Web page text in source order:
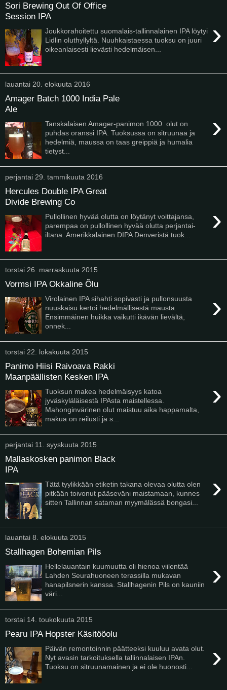
Sori Brewing Out Of Office
Session IPA
›
Joukkorahoitettu suomalais-tallinnalainen IPA löytyi
Lidlin oluthyllyltä. Nuuhkaistaessa tuoksu on juuri
oikeanlaisesti lievästi hedelmäisen...
lauantai 20. elokuuta 2016
Amager Batch 1000 India Pale
Ale
›
Tanskalaisen Amager-panimon 1000. olut on
puhdas oranssi IPA. Tuoksussa on sitruunaa ja
hedelmiä, maussa on taas greippiä ja humalia
tietyst...
perjantai 29. tammikuuta 2016
Hercules Double IPA Great
Divide Brewing Co
›
Pullollinen hyvää olutta on löytänyt voittajansa,
parempaa on pullollinen hyvää olutta perjantai-
iltana. Amerikkalainen DIPA Denveristä tuok...
torstai 26. marraskuuta 2015
Vormsi IPA Okkaline Õlu
›
Virolainen IPA sihahti sopivasti ja pullonsuusta
nuuskaisu kertoi hedelmällisestä mausta.
Ensimmäinen huikka vaikutti ikävän lievältä,
onnek...
torstai 22. lokakuuta 2015
Panimo Hiisi Raivoava Rakki
Maanpäällisten Kesken IPA
›
Tuoksun makea hedelmäisyys katoa
jyväskyläläisestä IPAsta maistellessa.
Mahonginvärinen olut maistuu aika happamalta,
makua on reilusti ja s...
perjantai 11. syyskuuta 2015
Mallaskosken panimon Black
IPA
›
Tätä tyylikkään etiketin takana olevaa olutta olen
pitkään toivonut pääseväni maistamaan, kunnes
sitten Tallinnan sataman myymälässä bongasi...
lauantai 8. elokuuta 2015
Stallhagen Bohemian Pils
›
Hellelauantain kuumuutta oli hienoa viilentää
Lahden Seurahuoneen terassilla mukavan
hanapilsnerin kanssa. Stallhagenin Pils on kauniin
väri...
torstai 14. toukokuuta 2015
Pearu IPA Hopster Käsitööolu
›
Päivän remontoinnin päätteeksi kuuluu avata olut.
Nyt avasin tarkoituksella tallinnalaisen IPAn.
Tuoksu on sitruunamainen ja ei ole huonosti...